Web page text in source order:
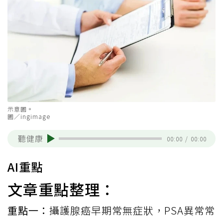
示意圖。
圖／ingimage
聽健康 00:00 / 00:00
AI重點
文章重點整理：
重點一： 攝護腺癌早期常無症狀，PSA異常常